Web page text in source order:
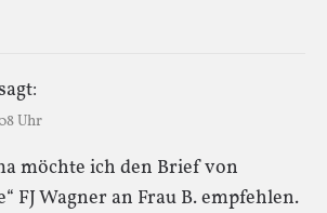
Uhr
möchte ich den Brief von
FJ Wagner an Frau B. empfehlen.